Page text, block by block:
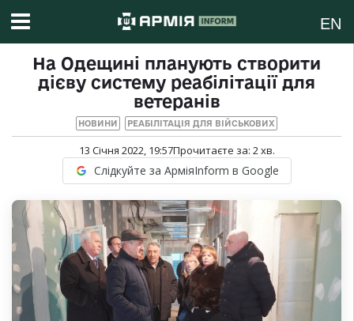
EN
На Одещині планують створити
дієву систему реабілітації для
ветеранів
НОВИНИ РЕАБІЛІТАЦІЯ ДЛЯ ВІЙСЬКОВИХ
13 Січня 2022, 19:57Прочитаєте за: 2хв.
Слідкуйте за АрміяInform в Google